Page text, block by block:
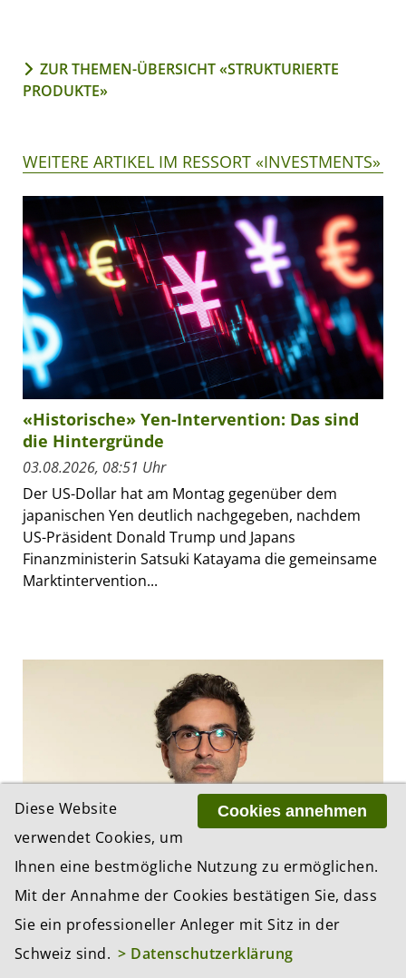
ZUR THEMEN-ÜBERSICHT «STRUKTURIERTE
PRODUKTE»
WEITERE ARTIKEL IM RESSORT «INVESTMENTS»
«Historische» Yen-Intervention: Das sind
die Hintergründe
03.08.2026, 08:51 Uhr
Der US-Dollar hat am Montag gegenüber dem
japanischen Yen deutlich nachgegeben, nachdem
US-Präsident Donald Trump und Japans
Finanzministerin Satsuki Katayama die gemeinsame
Marktintervention...
nächsten Innovationszyklus anführen
könnte
30.07.2026, 12:04 Uhr
Cookies annehmen
Diese Website
verwendet Cookies, um
Ihnen eine bestmögliche Nutzung zu ermöglichen.
Mit der Annahme der Cookies bestätigen Sie, dass
Sie ein professioneller Anleger mit Sitz in der
Schweiz sind. > Datenschutzerklärung